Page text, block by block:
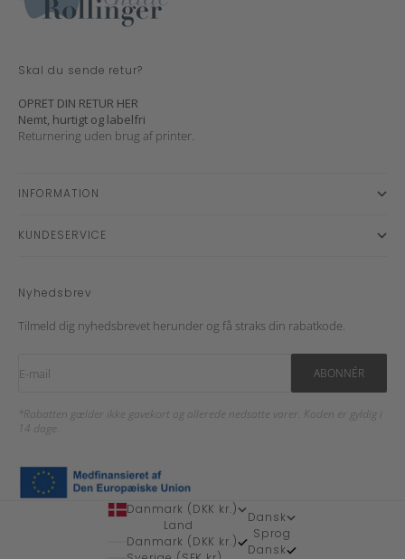
Skal du sende retur?
OPRET DIN RETUR HER
Nemt, hurtigt og labelfri
Returnering uden brug af printer.
INFORMATION
KUNDESERVICE
Nyhedsbrev
Tilmeld dig nyhedsbrevet herunder og få straks din rabatkode.
E-mail ABONNÉR
*Rabatten gælder ikke gavekort og allerede nedsatte varer. Koden er gyldig i
14 dage.
Danmark (DKK kr.)
Land
Danmark (DKK kr.)
Dansk
Sprog
Dansk